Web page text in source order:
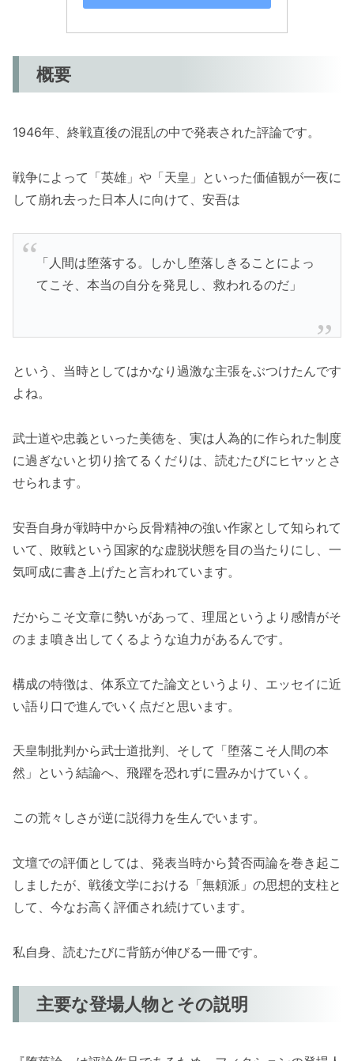
概要
1946年、終戦直後の混乱の中で発表された評論です。
戦争によって「英雄」や「天皇」といった価値観が一夜に
して崩れ去った日本人に向けて、安吾は
「人間は堕落する。しかし堕落しきることによっ
てこそ、本当の自分を発見し、救われるのだ」
という、当時としてはかなり過激な主張をぶつけたんです
よね。
武士道や忠義といった美徳を、実は人為的に作られた制度
に過ぎないと切り捨てるくだりは、読むたびにヒヤッとさ
せられます。
安吾自身が戦時中から反骨精神の強い作家として知られて
いて、敗戦という国家的な虚脱状態を目の当たりにし、一
気呵成に書き上げたと言われています。
だからこそ文章に勢いがあって、理屈というより感情がそ
のまま噴き出してくるような迫力があるんです。
構成の特徴は、体系立てた論文というより、エッセイに近
い語り口で進んでいく点だと思います。
天皇制批判から武士道批判、そして「堕落こそ人間の本
然」という結論へ、飛躍を恐れずに畳みかけていく。
この荒々しさが逆に説得力を生んでいます。
文壇での評価としては、発表当時から賛否両論を巻き起こ
しましたが、戦後文学における「無頼派」の思想的支柱と
して、今なお高く評価され続けています。
私自身、読むたびに背筋が伸びる一冊です。
主要な登場人物とその説明